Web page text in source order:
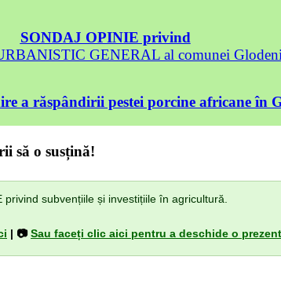
SONDAJ OPINIE privind
GENERAL al comunei
a răspândirii pestei porcine africane în
să o susțină!
subvențiile și investițiile în agricultură.
| 📷Sau faceți clic aici pentru a deschide o